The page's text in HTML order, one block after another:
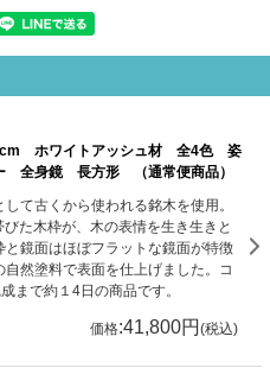
ホワイトアッシュ材 全4色 姿
全身鏡 長方形 （通常便商品）
て古くから使われる銘木を使用。
た木枠が、木の表情を生き生きと
と鏡面はほぼフラットな鏡面が特徴
自然塗料で表面を仕上げました。コ
まで約１4日の商品です。
価格:41,800円 (税込)